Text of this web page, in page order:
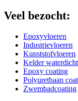
Veel bezocht:
Epoxyvloeren
Industrievloeren
Kunststofvloeren
Kelder
Epoxy coating
Polyurethaan
Zwembadcoating